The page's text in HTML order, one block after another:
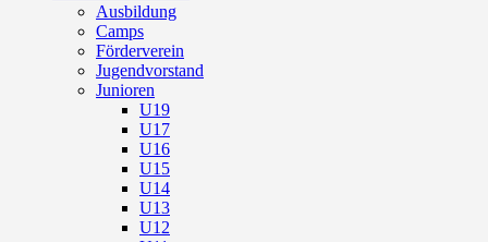
Ausbildung
Camps
Förderverein
Jugendvorstand
Junioren
U19
U17
U16
U15
U14
U13
U12